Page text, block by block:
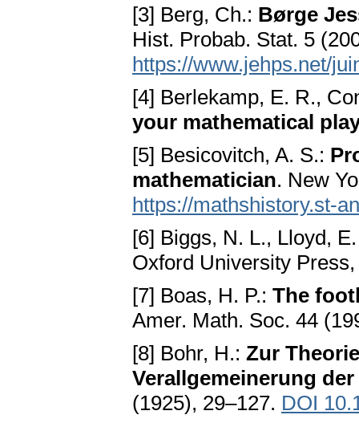
[3] Berg, Ch.: Børge
Hist. Probab. Stat. 5
https://www.jehps.net/
[4] Berlekamp, E. R.,
your mathematical
[5] Besicovitch, A. S.:
mathematician. New
https://mathshistory.st-
[6] Biggs, N. L., Lloyd,
Oxford University
[7] Boas, H. P.: The
Amer. Math. Soc. 44
[8] Bohr, H.: Zur
Verallgemeinerung
(1925), 29–127. DOI